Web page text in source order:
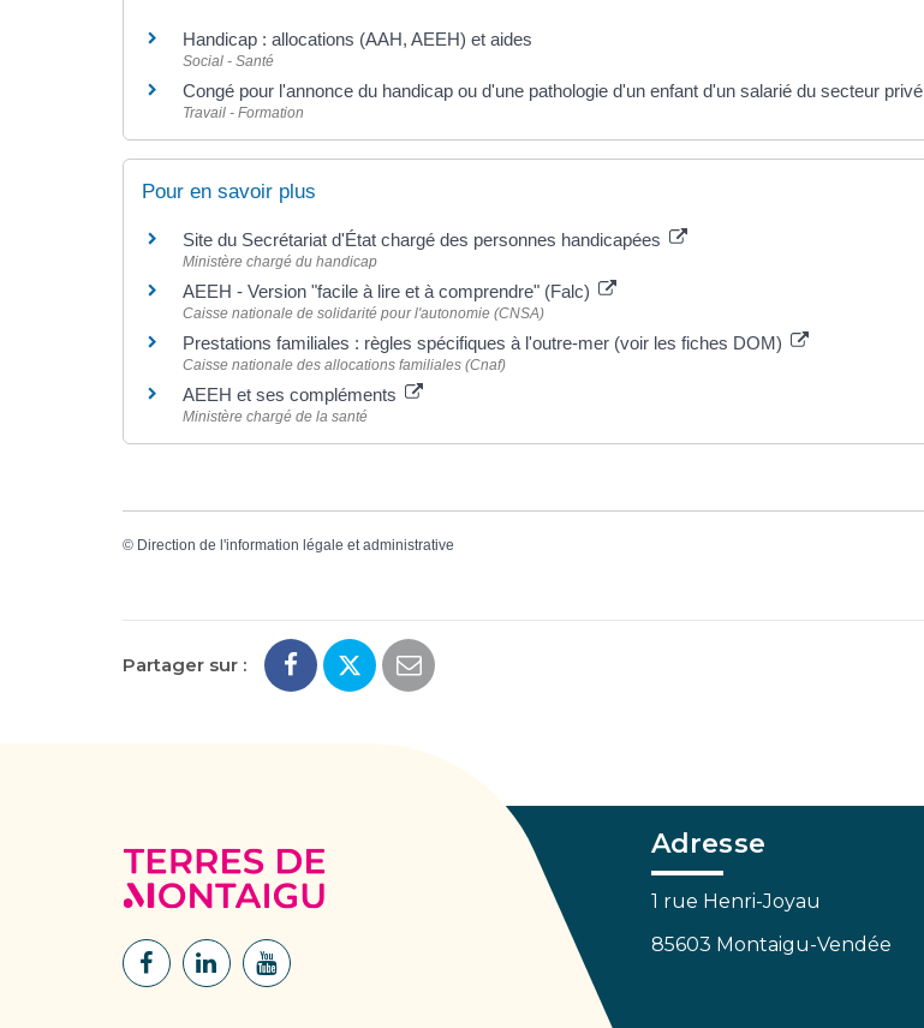
Handicap : allocations (AAH, AEEH) et aides
Social - Santé
Congé pour l'annonce du handicap ou d'une pathologie d'un enfant d'un salarié du secteur privé
Travail - Formation
Pour en savoir plus
Site du Secrétariat d'État chargé des personnes handicapées
Ministère chargé du handicap
AEEH - Version "facile à lire et à comprendre" (Falc)
Caisse nationale de solidarité pour l'autonomie (CNSA)
Prestations familiales : règles spécifiques à l'outre-mer (voir les fiches DOM)
Caisse nationale des allocations familiales (Cnaf)
AEEH et ses compléments
Ministère chargé de la santé
© Direction de l'information légale et administrative
Partager sur :
Lien
Lien
Lien
Adresse
1 rue Henri-Joyau
85603 Montaigu-Vendée